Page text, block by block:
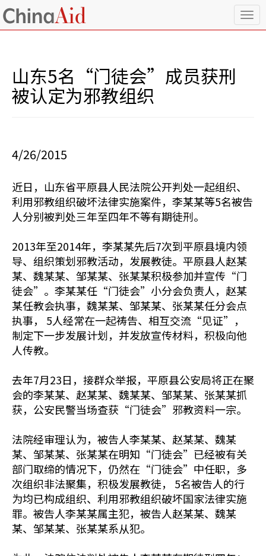
T
o
n
山东5名“门徒会”成员获刑
被认定为邪教组织
4/26/2015
近日，山东省平原县人民法院公开判处一起组织、
利用邪教组织破坏法律实施案件，李某某等5名被告
人分别被判处三年至四年不等有期徒刑。
2013年至2014年，李某某先后7次到平原县境内领
导、组织策划邪教活动，发展教徒。平原县人赵某
某、魏某某、邹某某、张某某积极参加并宣传“门
徒会”。李某某任“门徒会”小分会负责人，赵某
某任教会执事，魏某某、邹某某、张某某任分会点
执事， 5人经常在一起祷告、相互交流“见证”，
制定下一步发展计划，并发放宣传材料，积极向他
人传教。
去年7月23日，接群众举报，平原县公安局将正在聚
会的李某某、赵某某、魏某某、邹某某、张某某抓
获，公安民警当场查获“门徒会”邪教资料一宗。
法院经审理认为，被告人李某某、赵某某、魏某
某、邹某某、张某某在明知“门徒会”已经被有关
部门取缔的情况下，仍然在“门徒会”中任职，多
次组织非法聚集，积极发展教徒， 5名被告人的行
为均已构成组织、利用邪教组织破坏国家法律实施
罪。被告人李某某属主犯，被告人赵某某、魏某
某、邹某某、张某某系从犯。